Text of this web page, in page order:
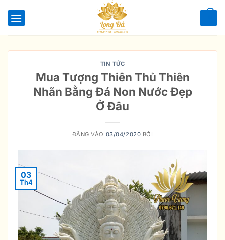
qua
TIN TỨC
Mua Tượng Thiên Thủ Thiên
Nhãn Bằng Đá Non Nước Đẹp
Ở Đâu
ĐĂNG VÀO 03/04/2020 BỞI
03
Th4